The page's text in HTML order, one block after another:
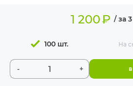
1 200₽ / за
- +
100 шт. На